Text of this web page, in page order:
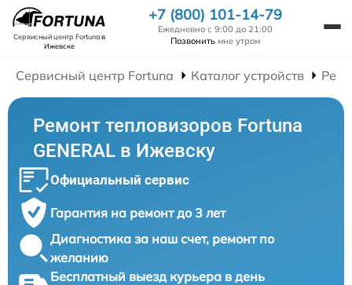
Сервисный центр Fortunaв
Ижевске
+7 (800) 101-14-79
Ежедневно с 9:00 до 21:00
Позвонить мне утром
Сервисный центр Fortuna Каталог устройств
Ремонт тепловизоров Fortuna
GENERAL в Ижевску
Официальный сервис
Гарантия на ремонт до 3 лет
Диагностика за наш счет, ремонт по
желанию
Бесплатный выезд курьера в день